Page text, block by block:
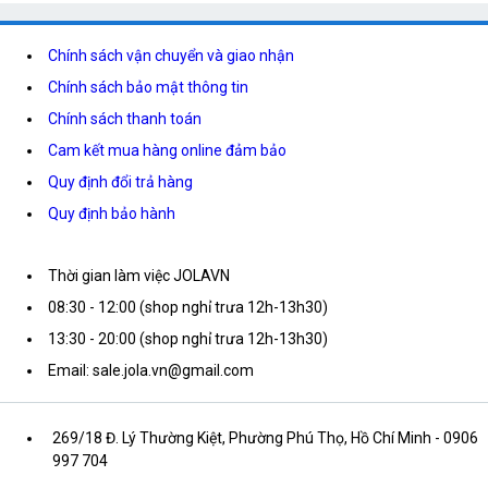
Chính sách vận chuyển và giao nhận
Chính sách bảo mật thông tin
Chính sách thanh toán
Cam kết mua hàng online đảm bảo
Quy định đổi trả hàng
Quy định bảo hành
Thời gian làm việc JOLAVN
08:30 - 12:00 (shop nghỉ trưa 12h-13h30)
13:30 - 20:00 (shop nghỉ trưa 12h-13h30)
Email: sale.jola.vn@gmail.com
269/18 Đ. Lý Thường Kiệt, Phường Phú Thọ, Hồ Chí Minh - 0906
997 704